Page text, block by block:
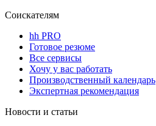
Соискателям
hh PRO
Готовое резюме
Все сервисы
Хочу у вас работать
Производственный календарь
Экспертная рекомендация
Новости и статьи